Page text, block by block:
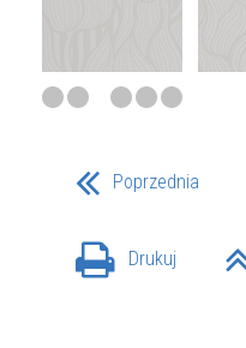
Poprzednia
Drukuj